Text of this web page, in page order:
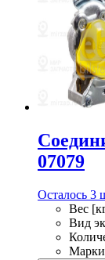
07079
Осталось 3
Вес
Вид